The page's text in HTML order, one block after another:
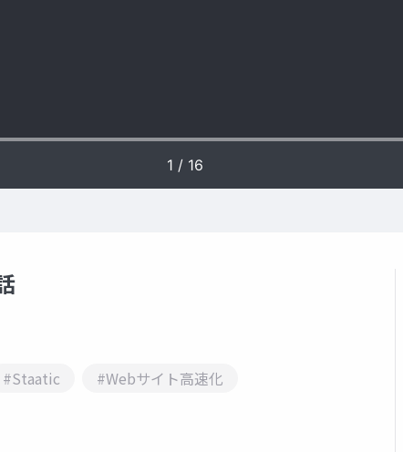
#Staatic
#Webサイト高速化